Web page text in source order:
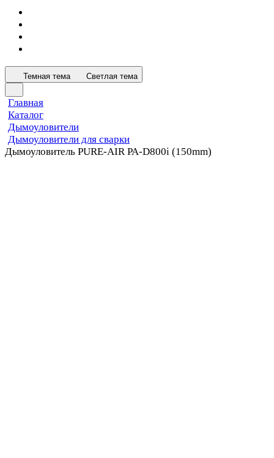
Темная тема Светлая тема
Главная
Каталог
Дымоуловители
Дымоуловители для сварки
Дымоуловитель PURE-AIR PA-D800i (150mm)